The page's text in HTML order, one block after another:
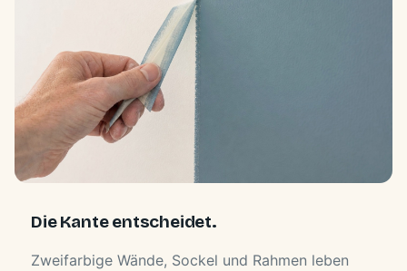
Die Kante entscheidet.
Zweifarbige Wände, Sockel und Rahmen leben